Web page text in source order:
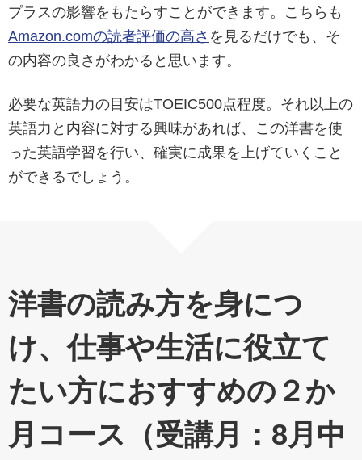
プラスの影響をもたらすことができます。こちらも
Amazon.comの読者評価の高さ を見るだけでも、そ
の内容の良さがわかると思います。
必要な英語力の目安はTOEIC500点程度。それ以上の
英語力と内容に対する興味があれば、この洋書を使
った英語学習を行い、確実に成果を上げていくこと
ができるでしょう。
洋書の読み方を身につ
け、仕事や生活に役立て
たい方におすすめの２か
月コース（受講月：8月中